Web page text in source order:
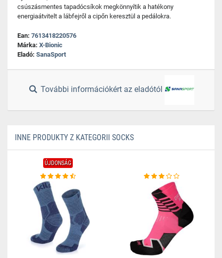
csúszásmentes tapadócsíkok megkönnyítik a hatékony
energiaátvitelt a lábfejről a cipőn keresztül a pedálokra.
Ean: 7613418220576
Márka: X-Bionic
Eladó: SanaSport
További információkért az eladótól
INNE PRODUKTY Z KATEGORII SOCKS
ÚJDONSÁG